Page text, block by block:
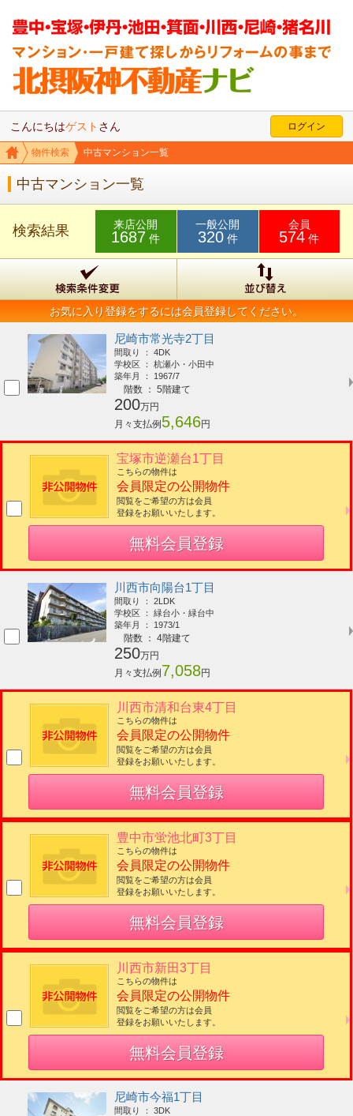
こんにちはゲスト さん ログイン
物件検索 中古マンション一覧
中古マンション一覧
検索結果 来店公開
1687 件
一般公開
320件
会員
574 件
お気に入り登録をするには会員登録してください。
尼崎市常光寺2丁目
間取り ： 4DK
学校区 ： 杭瀬小・小田中
築年月 ： 1967/7
階数 ： 5階建て
200万円
月々支払例 5,646円
宝塚市逆瀬台1丁目
こちらの物件は
会員限定の公開物件
閲覧をご希望の方は会員
登録をお願いいたします。
無料会員登録
川西市向陽台1丁目
間取り ： 2LDK
学校区 ： 緑台小・緑台中
築年月 ： 1973/1
階数 ： 4階建て
250万円
月々支払例 7,058円
川西市清和台東4丁目
こちらの物件は
会員限定の公開物件
閲覧をご希望の方は会員
登録をお願いいたします。
無料会員登録
豊中市蛍池北町3丁目
こちらの物件は
会員限定の公開物件
閲覧をご希望の方は会員
登録をお願いいたします。
無料会員登録
川西市新田3丁目
こちらの物件は
会員限定の公開物件
閲覧をご希望の方は会員
登録をお願いいたします。
無料会員登録
尼崎市今福1丁目
間取り ： 3DK